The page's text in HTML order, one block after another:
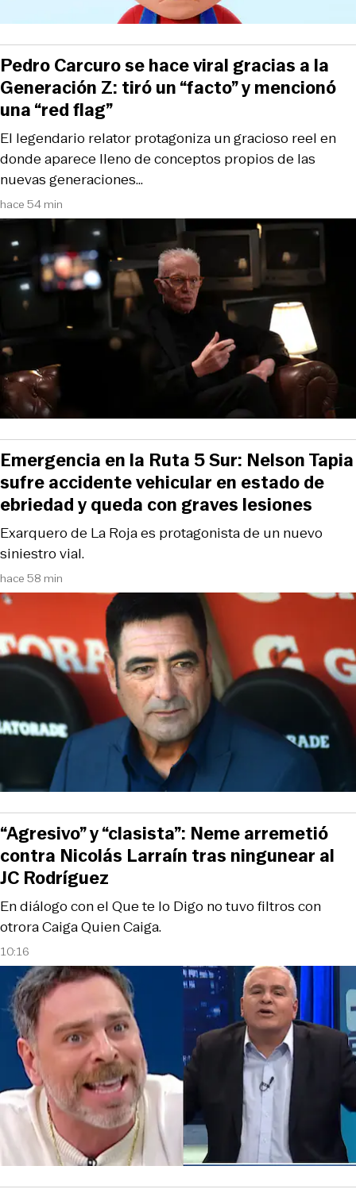
hace 54 min
El legendario relator protagoniza un gracioso reel en
donde aparece lleno de conceptos propios de las
nuevas generaciones…
Pedro Carcuro se hace viral gracias a la
Generación Z: tiró un “facto” y mencionó
una “red flag”
hace 58 min
Exarquero de La Roja es protagonista de un nuevo
siniestro vial.
Emergencia en la Ruta 5 Sur: Nelson Tapia
sufre accidente vehicular en estado de
ebriedad y queda con graves lesiones
10:16
En diálogo con el Que te lo Digo no tuvo filtros con
otrora Caiga Quien Caiga.
“Agresivo” y “clasista”: Neme arremetió
contra Nicolás Larraín tras ningunear al
JC Rodríguez